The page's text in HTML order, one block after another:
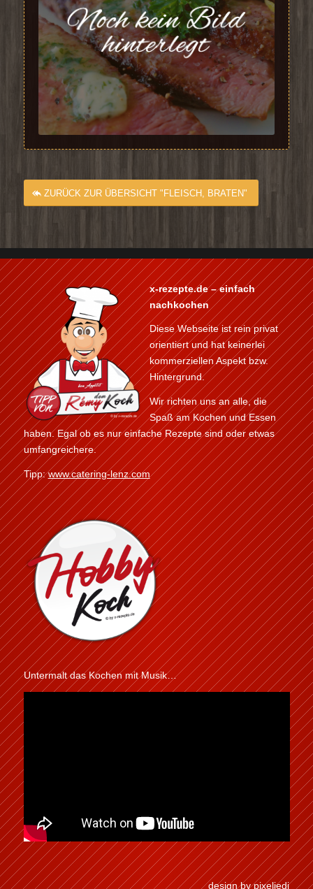
ZURÜCK ZUR ÜBERSICHT "FLEISCH, BRATEN"
x-rezepte.de – einfach
nachkochen
Diese Webseite ist rein privat
orientiert und hat keinerlei
kommerziellen Aspekt bzw.
Hintergrund.
Wir richten uns an alle, die
Spaß am Kochen und Essen
haben. Egal ob es nur einfache Rezepte sind oder etwas
umfangreichere.
Tipp:www.catering-lenz.com
Untermalt das Kochen mit Musik…
design by pixeljedi